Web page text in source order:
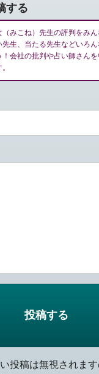
する
みこね）先生の評判をみ
先生、当たる先生などいろ
会社の批判や占い師さん
投稿は無視されま